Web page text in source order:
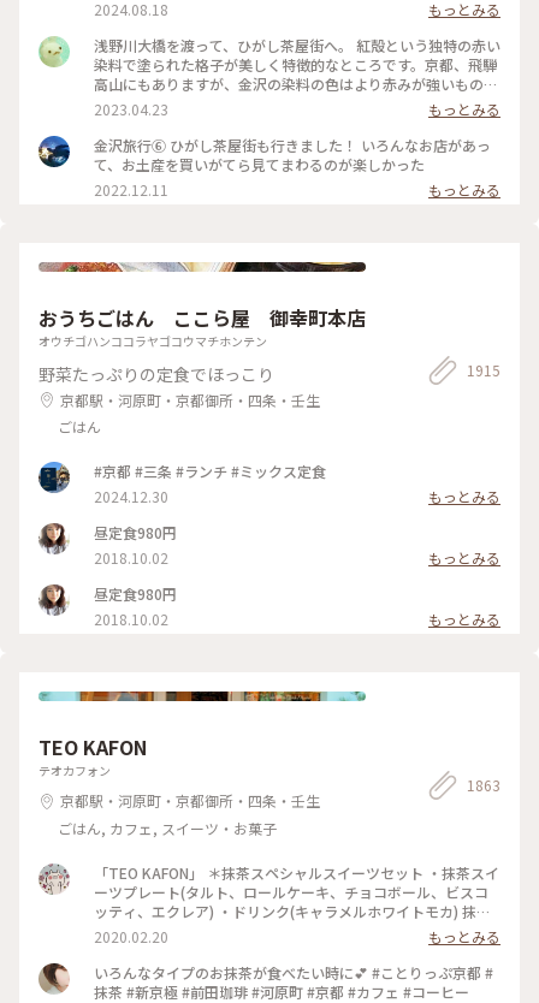
いのー⁈😭な様子でしたが 食べ歩きやお買い物ができない代わ
りに 夕方になりだいぶ涼しくなった古い街並みを 観光客少な
めで堪能できたのでそれはそれでヨシです👍 賑やかなひがし
茶屋街はまた今度のお楽しみに取っておくとして 昔の風情を
堪能しつつ夕涼みのお散歩になりました🚶🚶‍♀️ （2024.8.11） #
古い街並み #ひがし茶屋街 #ひゃくまんさん #夕涼み #お散歩 #
北陸応援旅 #ドライブ旅 #金沢 #ことりっぷ金沢 #クラシカル
な街 #ことりっぷ旅2024
2024.08.18
もっとみる
浅野川大橋を渡って、ひがし茶屋街へ。 紅殻という独特の赤い
染料で塗られた格子が美しく特徴的なところです。京都、飛騨
高山にもありますが、金沢の染料の色はより赤みが強いものだ
そう。 茶屋街以外でも、市内のあちこちでこの木虫籠(きむす
こ)と呼ばれる、むしかごのような細い格子を見かけました。
風情があり素敵です。 東料亭組合の前を通ると、芸妓さんの三
味線のお稽古の音が聞こえてきました。 石畳の上をのんびり
金沢 #私のことりっぷ旅 #レトロな街
2023.04.23
もっとみる
金沢旅行⑥ ひがし茶屋街も行きました！ いろんなお店があっ
て、お土産を買いがてら見てまわるのが楽しかった
2022.12.11
もっとみる
おうちごはん ここら屋 御幸町本店
オウチゴハンココラヤゴコウマチホンテン
野菜たっぷりの定食でほっこり
京都駅・河原町・京都御所・四条・壬生
ごはん
1915
#京都 #三条 #ランチ #ミックス定食
2024.12.30
もっとみる
昼定食980円
2018.10.02
もっとみる
昼定食980円
2018.10.02
もっとみる
TEO KAFON
テオカフォン
京都駅・河原町・京都御所・四条・壬生
ごはん, カフェ, スイーツ・お菓子
1863
「TEO KAFON」 ＊抹茶スペシャルスイーツセット ・抹茶スイ
ーツプレート(タルト、ロールケーキ、チョコボール、ビスコ
ッティ、エクレア) ・ドリンク(キャラメルホワイトモカ) 抹茶
三昧出来て大満足したそうです。 フォークを2本用意して頂い
たのですが、娘一人で完食でした。 #TEO KAFON#抹茶三昧#
プチことりっぷ京都#冬のおでかけ
2020.02.20
もっとみる
いろんなタイプのお抹茶が食べたい時に💕 #ことりっぷ京都 #
抹茶 #新京極 #前田珈琲 #河原町 #京都 #カフェ #コーヒー